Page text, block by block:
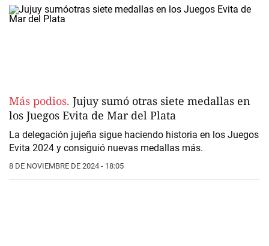
Más podios. Jujuy sumó otras siete medallas en
los Juegos Evita de Mar del Plata
La delegación jujeña sigue haciendo historia en los Juegos
Evita 2024 y consiguió nuevas medallas más.
8 DE NOVIEMBRE DE 2024 - 18:05